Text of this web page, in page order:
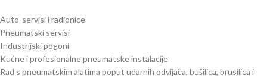
Auto-servisi i radionice
Pneumatski servisi
Industrijski pogoni
Kućne i profesionalne pneumatske instalacije
Rad s pneumatskim alatima poput udarnih odvijača, bušilica, brusilica i